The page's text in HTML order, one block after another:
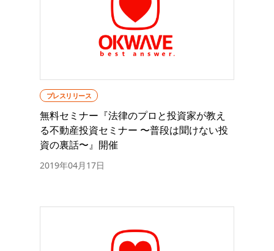
プレスリリース
無料セミナー『法律のプロと投資家が教え
る不動産投資セミナー 〜普段は聞けない投
資の裏話〜』開催
2019年04月17日